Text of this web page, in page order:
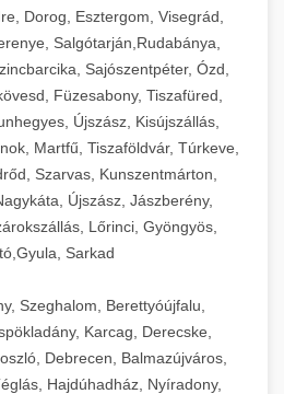
Dorog, Esztergom, Visegrád,
Salgótarján,Rudabánya,
Sajószentpéter, Ózd,
Füzesabony, Tiszafüred,
Újszász, Kisújszállás,
Martfű, Tiszaföldvár, Túrkeve,
Szarvas, Kunszentmárton,
Újszász, Jászberény,
Lőrinci, Gyöngyös,
Sarkad
Szeghalom, Berettyóújfalu,
Karcag, Derecske,
Debrecen, Balmazújváros,
Hajdúhadház, Nyíradony,